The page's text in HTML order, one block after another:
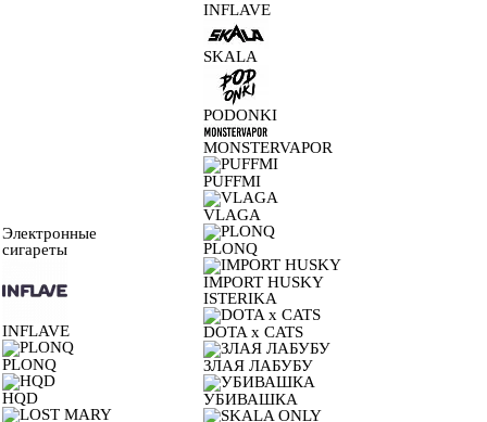
Электронные
сигареты
INFLAVE
PLONQ
HQD
INFLAVE
SKALA
PODONKI
MONSTERVAPOR
PUFFMI
VLAGA
PLONQ
IMPORT HUSKY
ISTERIKA
DOTA x CATS
ЗЛАЯ ЛАБУБУ
УБИВАШКА